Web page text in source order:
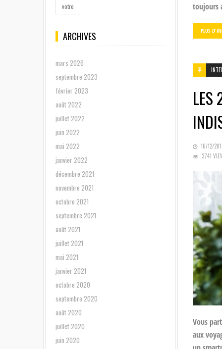
votre
ARCHIVES
mars 2026
septembre 2023
février 2023
août 2022
juillet 2022
juin 2022
mai 2022
janvier 2022
décembre 2021
novembre 2021
octobre 2021
septembre 2021
août 2021
juillet 2021
mai 2021
janvier 2021
octobre 2020
septembre 2020
août 2020
juillet 2020
juin 2020
toujours
PLUS
LES
POSTED
ON
16/12/
3741
Vous
aux